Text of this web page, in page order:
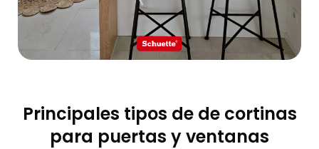
Principales tipos de de cortinas
para puertas y ventanas